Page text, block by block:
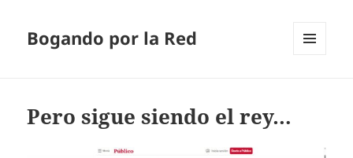
Bogando por la Red
Pero sigue siendo el rey…